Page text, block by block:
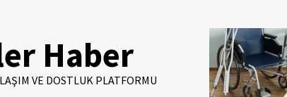
Haber
VE DOSTLUK PLATFORMU